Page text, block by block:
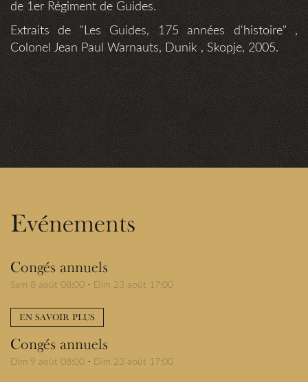
de 1er Régiment de Guides.
Extraits de "Les Guides, 175 années d'histoire" ,
Colonel Jean Paul Warnauts, Dunik , Skopje, 2005.
Evénements
Congés annuels
Sam 8 août 08:00 - Dim 23 août 17:00
EN SAVOIR PLUS
Congés annuels
Dim 9 août 08:00 - Dim 23 août 17:00